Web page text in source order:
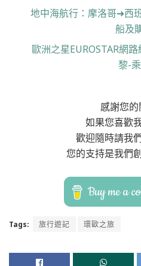
地中海航行：摩洛哥➜西
船及
歐洲之星EUROSTAR網
黎-
感謝您的
如果您喜歡
歡迎隨時請我
您的支持是我們
Tags: 旅行遊記 環歐之旅